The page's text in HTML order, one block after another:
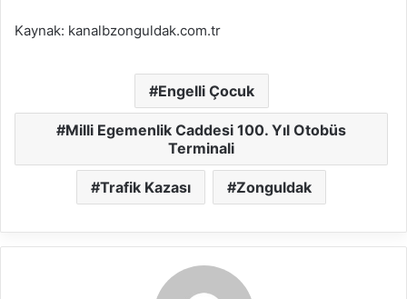
Kaynak: kanalbzonguldak.com.tr
Engelli Çocuk
Milli Egemenlik Caddesi 100. Yıl Otobüs
Terminali
Trafik Kazası Zonguldak